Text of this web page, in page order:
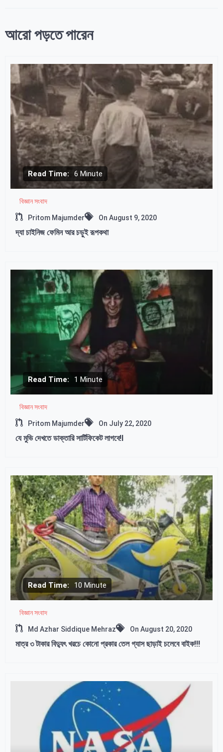
আরো পড়তে পারেন
Read Time: 6 Minute
বিজ্ঞান সংবাদ
Pritom Majumder On August 9, 2020
দ্যা চাইনিজ ফেমিন আর চড়ুই রূপকথা
Read Time: 1 Minute
বিজ্ঞান সংবাদ
Pritom Majumder On July 22, 2020
যে মুভি দেখতে ডাক্তারি সার্টিফিকেট লাগবে!l
Read Time: 10 Minute
বিজ্ঞান সংবাদ
Md Azhar Siddique Mehraz On August 20, 2020
মাত্র ৩ টাকার বিদ্যুৎ খরচে কোনো প্রকার তেল গ্যাস ছাড়াই চলেবে বাইক!!!